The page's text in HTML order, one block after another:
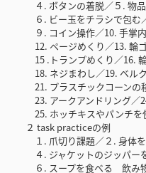
４. ボタンの着脱／５. 物品
６. ビー玉をチラシで包む／
９. コイン操作／10. 手掌内
12. ページめくり／13. 輪ゴ
15 .トランプめくり／16. 輪
18. ネジまわし／19. ベルク
21. プラスチックコーンの移
23. アークアンドリング／
25. ホッチキスやパンチを
２ task practiceの例
１. 爪切り課題／２. 身体を
４. ジャケットのジッパーを
６. スープを食べる 飲み物